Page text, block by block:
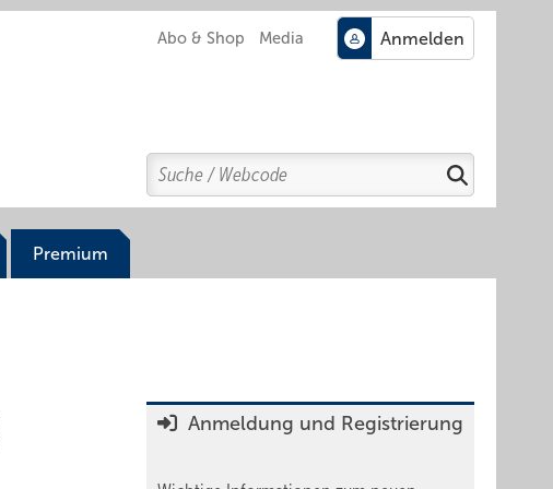
Abo & Shop Media
Search
Suchen
Premium
Anmeldung und Registrierung